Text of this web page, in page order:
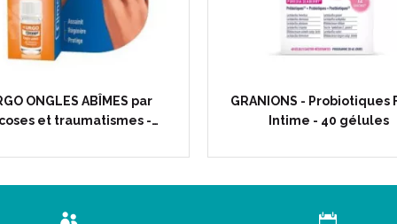
ONGLES ABÎMES par
et traumatismes -…
GRANIONS - Probiotiques
Intime - 40 gélules